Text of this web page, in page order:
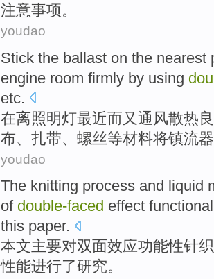
注意事项。
youdao
Stick the ballast on the nearest
engine room firmly by using
etc.
在离照明灯最近而又通风散热
布、 扎带、螺丝等材料将镇流器
youdao
The knitting process and liquid
of double-faced effect functional
this paper.
本文主要对双面效应功能性针
性能进行了研究。